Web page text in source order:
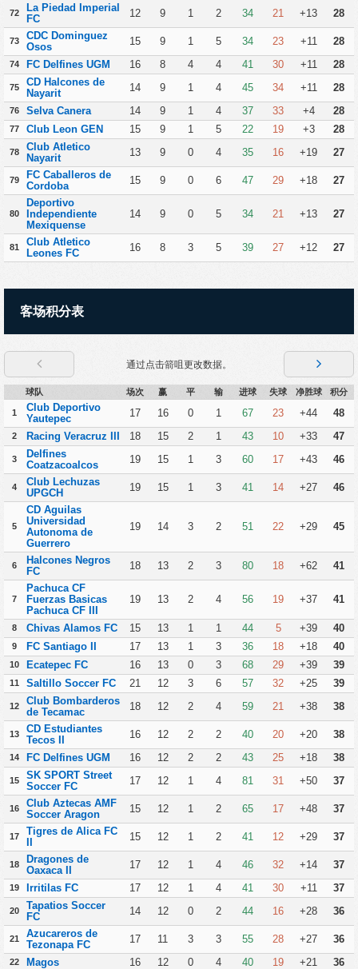
72
La Piedad Imperial
FC
12 9 1 2 34 21 +13 28
73
CDC Dominguez
Osos
15 9 1 5 34 23 +11 28
74 FC Delfines UGM 16 8 4 4 41 30 +11 28
75
CD Halcones de
Nayarit
14 9 1 4 45 34 +11 28
76 Selva Canera 14 9 1 4 37 33 +4 28
77 Club Leon GEN 15 9 1 5 22 19 +3 28
78
Club Atletico
Nayarit
13 9 0 4 35 16 +19 27
79
FC Caballeros de
Cordoba
15 9 0 6 47 29 +18 27
80
Deportivo
Independiente
Mexiquense
14 9 0 5 34 21 +13 27
81
Club Atletico
Leones FC
16 8 3 5 39 27 +12 27
客场积分表
通过点击箭咀更改数据。
球队 场次 赢 平 输 进球 失球 净胜球 积分
1
Club Deportivo
Yautepec
17 16 0 1 67 23 +44 48
2 Racing Veracruz III 18 15 2 1 43 10 +33 47
3
Delfines
Coatzacoalcos
19 15 1 3 60 17 +43 46
4
Club Lechuzas
UPGCH
19 15 1 3 41 14 +27 46
5
CD Aguilas
Universidad
Autonoma de
Guerrero
19 14 3 2 51 22 +29 45
6
Halcones Negros
FC
18 13 2 3 80 18 +62 41
7
Pachuca CF
Fuerzas Basicas
Pachuca CF III
19 13 2 4 56 19 +37 41
8 Chivas Alamos FC 15 13 1 1 44 5 +39 40
9 FC Santiago II 17 13 1 3 36 18 +18 40
10 Ecatepec FC 16 13 0 3 68 29 +39 39
11 Saltillo Soccer FC 21 12 3 6 57 32 +25 39
12
Club Bombarderos
de Tecamac
18 12 2 4 59 21 +38 38
13
CD Estudiantes
Tecos II
16 12 2 2 40 20 +20 38
14 FC Delfines UGM 16 12 2 2 43 25 +18 38
15
SK SPORT Street
Soccer FC
17 12 1 4 81 31 +50 37
16
Club Aztecas AMF
Soccer Aragon
15 12 1 2 65 17 +48 37
17
Tigres de Alica FC
II
15 12 1 2 41 12 +29 37
18
Dragones de
Oaxaca II
17 12 1 4 46 32 +14 37
19 Irritilas FC 17 12 1 4 41 30 +11 37
20
Tapatios Soccer
FC
14 12 0 2 44 16 +28 36
21
Azucareros de
Tezonapa FC
17 11 3 3 55 28 +27 36
22 Magos 16 12 0 4 40 19 +21 36